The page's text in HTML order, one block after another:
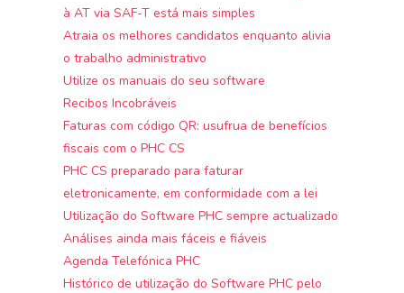
à AT via SAF-T está mais simples
Atraia os melhores candidatos enquanto alivia
o trabalho administrativo
Utilize os manuais do seu software
Recibos Incobráveis
Faturas com código QR: usufrua de benefícios
fiscais com o PHC CS
PHC CS preparado para faturar
eletronicamente, em conformidade com a lei
Utilização do Software PHC sempre actualizado
Análises ainda mais fáceis e fiáveis
Agenda Telefónica PHC
Histórico de utilização do Software PHC pelo